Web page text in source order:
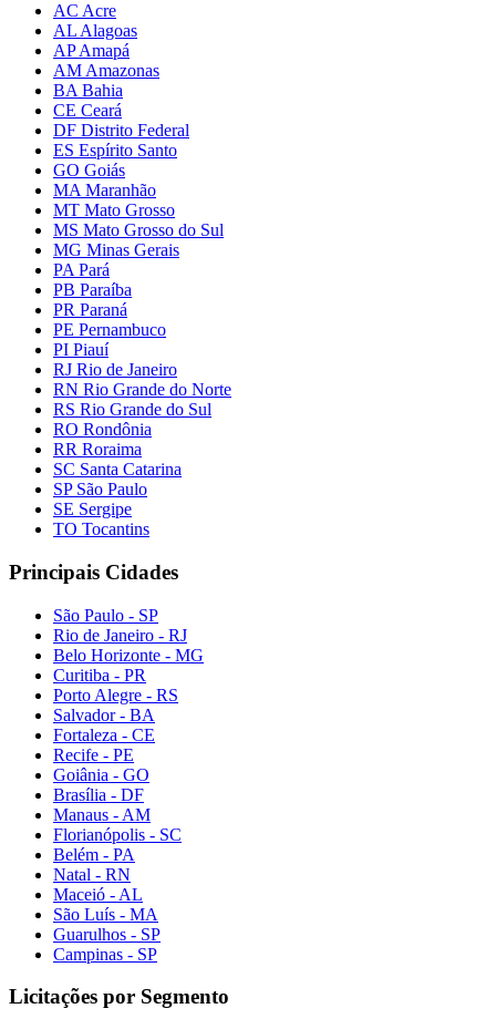
AC Acre
AL Alagoas
AP Amapá
AM Amazonas
BA Bahia
CE Ceará
DF Distrito Federal
ES Espírito Santo
GO Goiás
MA Maranhão
MT Mato Grosso
MS Mato Grosso do Sul
MG Minas Gerais
PA Pará
PB Paraíba
PR Paraná
PE Pernambuco
PI Piauí
RJ Rio de Janeiro
RN Rio Grande do Norte
RS Rio Grande do Sul
RO Rondônia
RR Roraima
SC Santa Catarina
SP São Paulo
SE Sergipe
TO Tocantins
Principais Cidades
São Paulo - SP
Rio de Janeiro - RJ
Belo Horizonte - MG
Curitiba - PR
Porto Alegre - RS
Salvador - BA
Fortaleza - CE
Recife - PE
Goiânia - GO
Brasília - DF
Manaus - AM
Florianópolis - SC
Belém - PA
Natal - RN
Maceió - AL
São Luís - MA
Guarulhos - SP
Campinas - SP
Licitações por Segmento